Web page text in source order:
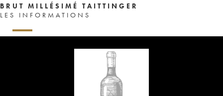
BRUT MILLÉSIMÉ TAITTINGER
LES INFORMATIONS